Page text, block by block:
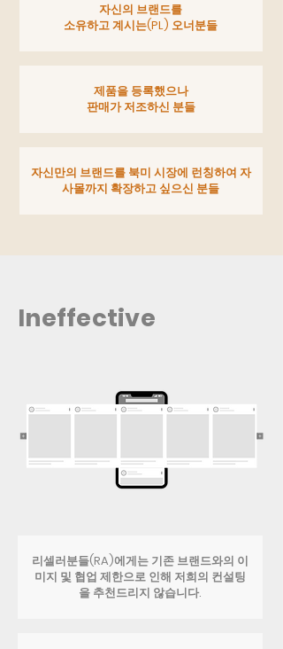
자신의 브랜드를
소유하고 계시는(PL) 오너분들
제품을 등록했으나
판매가 저조하신 분들
자신만의 브랜드를 북미 시장에 런칭하여 자
사몰까지 확장하고 싶으신 분들
Ineffective
리셀러분들(RA)에게는 기존 브랜드와의 이
미지 및 협업 제한으로 인해 저희의 컨설팅
을 추천드리지 않습니다.